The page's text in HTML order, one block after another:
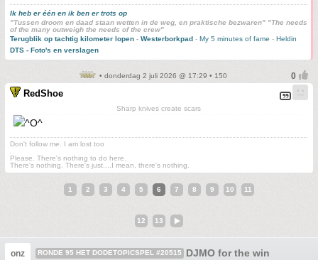
Ik heb er één en ik ben er trots op
"Tussen droom en daad staan wetten in de weg, en praktische bezwaren" "The needs
of the many outweigh the needs of the crew"
Terugblik op tachtig kilometer lopen - Westerborkpad - My 5 minutes of fame - Heldin
DTS - Foto's en verslagen
• donderdag 2 juli 2026 @ 17:29 • 150
RedShoe
Sharp knives create scars
Don't follow me. I am lost too
Please. There's nothing to do here.
There's nothing. There's just....I mean, there's nothing.
1 2 3 4 5 6 7 8 9 10 11
12 13
onz RONDE 95 HET DODETOPICSPEL #20515 DJMO for the win